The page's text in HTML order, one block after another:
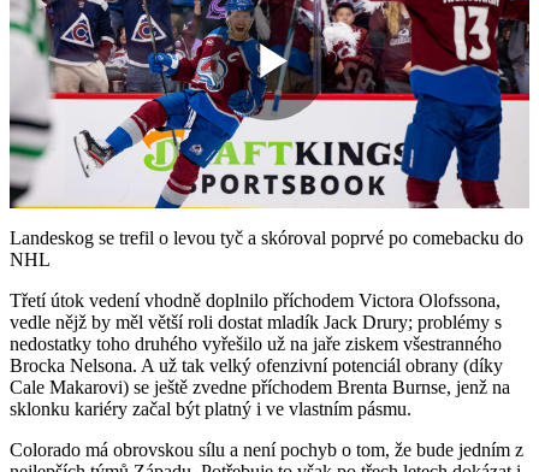
Play
Video
Landeskog se trefil o levou tyč a skóroval poprvé po comebacku do
NHL
Třetí útok vedení vhodně doplnilo příchodem Victora Olofssona,
vedle nějž by měl větší roli dostat mladík Jack Drury; problémy s
nedostatky toho druhého vyřešilo už na jaře ziskem všestranného
Brocka Nelsona. A už tak velký ofenzivní potenciál obrany (díky
Cale Makarovi) se ještě zvedne příchodem Brenta Burnse, jenž na
sklonku kariéry začal být platný i ve vlastním pásmu.
Colorado má obrovskou sílu a není pochyb o tom, že bude jedním z